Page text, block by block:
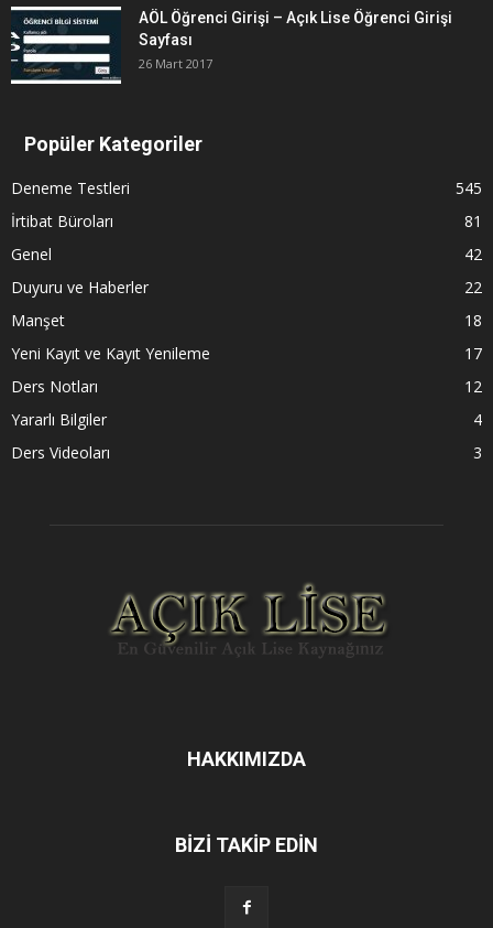
AÖL Öğrenci Girişi – Açık Lise Öğrenci Girişi
Sayfası
26 Mart 2017
Popüler Kategoriler
Deneme Testleri
545
İrtibat Büroları
81
Genel
42
Duyuru ve Haberler
22
Manşet
18
Yeni Kayıt ve Kayıt Yenileme
17
Ders Notları
12
Yararlı Bilgiler
4
Ders Videoları
3
HAKKIMIZDA
BİZİ TAKİP EDİN